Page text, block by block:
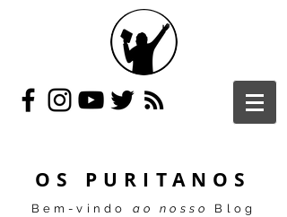
OS PURITANOS
Bem-vindo ao nosso Blog